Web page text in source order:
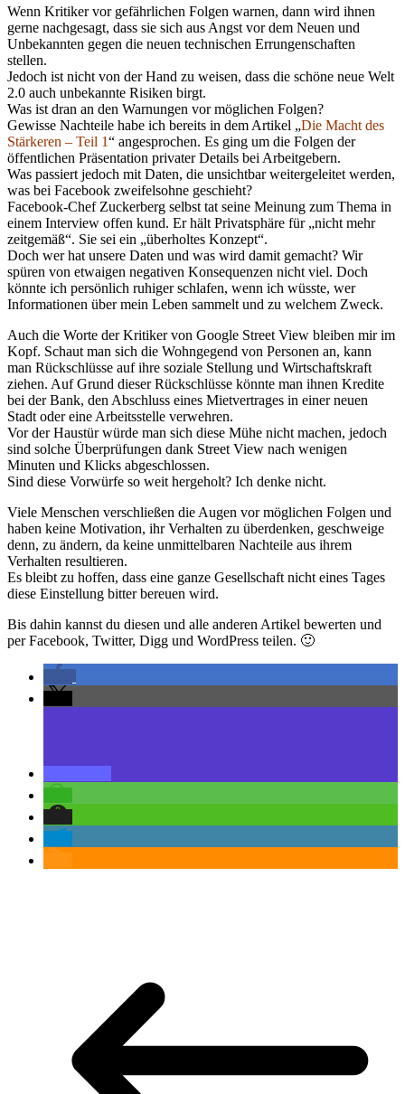
Wenn Kritiker vor gefährlichen Folgen warnen, dann wird ihnen
gerne nachgesagt, dass sie sich aus Angst vor dem Neuen und
Unbekannten gegen die neuen technischen Errungenschaften
stellen.
Jedoch ist nicht von der Hand zu weisen, dass die schöne neue Welt
2.0 auch unbekannte Risiken birgt.
Was ist dran an den Warnungen vor möglichen Folgen?
Gewisse Nachteile habe ich bereits in dem Artikel „Die Macht des
Stärkeren – Teil 1“ angesprochen. Es ging um die Folgen der
öffentlichen Präsentation privater Details bei Arbeitgebern.
Was passiert jedoch mit Daten, die unsichtbar weitergeleitet werden,
was bei Facebook zweifelsohne geschieht?
Facebook-Chef Zuckerberg selbst tat seine Meinung zum Thema in
einem Interview offen kund. Er hält Privatsphäre für „nicht mehr
zeitgemäß“. Sie sei ein „überholtes Konzept“.
Doch wer hat unsere Daten und was wird damit gemacht? Wir
spüren von etwaigen negativen Konsequenzen nicht viel. Doch
könnte ich persönlich ruhiger schlafen, wenn ich wüsste, wer
Informationen über mein Leben sammelt und zu welchem Zweck.
Auch die Worte der Kritiker von Google Street View bleiben mir im
Kopf. Schaut man sich die Wohngegend von Personen an, kann
man Rückschlüsse auf ihre soziale Stellung und Wirtschaftskraft
ziehen. Auf Grund dieser Rückschlüsse könnte man ihnen Kredite
bei der Bank, den Abschluss eines Mietvertrages in einer neuen
Stadt oder eine Arbeitsstelle verwehren.
Vor der Haustür würde man sich diese Mühe nicht machen, jedoch
sind solche Überprüfungen dank Street View nach wenigen
Minuten und Klicks abgeschlossen.
Sind diese Vorwürfe so weit hergeholt? Ich denke nicht.
Viele Menschen verschließen die Augen vor möglichen Folgen und
haben keine Motivation, ihr Verhalten zu überdenken, geschweige
denn, zu ändern, da keine unmittelbaren Nachteile aus ihrem
Verhalten resultieren.
Es bleibt zu hoffen, dass eine ganze Gesellschaft nicht eines Tages
diese Einstellung bitter bereuen wird.
Bis dahin kannst du diesen und alle anderen Artikel bewerten und
per Facebook, Twitter, Digg und WordPress teilen. 🙂